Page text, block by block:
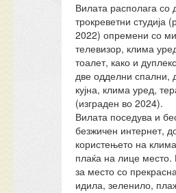
Вилата располага со
трокреветни студија
2022) опремени со
телевизор, клима
тоалет, како и
две одделни спални,
кујна, клима уред,
(изграден во 2024).
Вилата поседува и
безжичен интернет,
користењето на
плаќа на лице место.
за место со
идила, зеленило,